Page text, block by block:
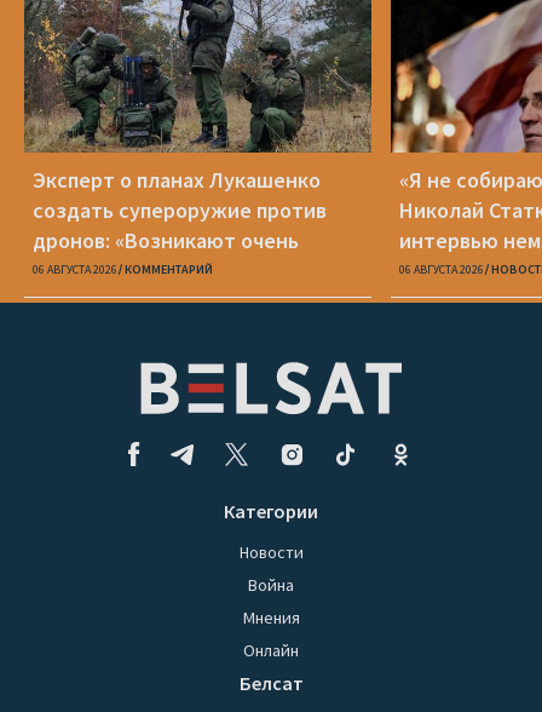
Эксперт о планах Лукашенко
создать супероружие против
дронов: «Возникают очень
серьезные сомнения»
06 АВГУСТА 2026 КОММЕНТАРИЙ
«Я не
Николай
интервью
Zeit
06 АВГУСТА 2026
Категории
Новости
Война
Мнения
Онлайн
Белсат